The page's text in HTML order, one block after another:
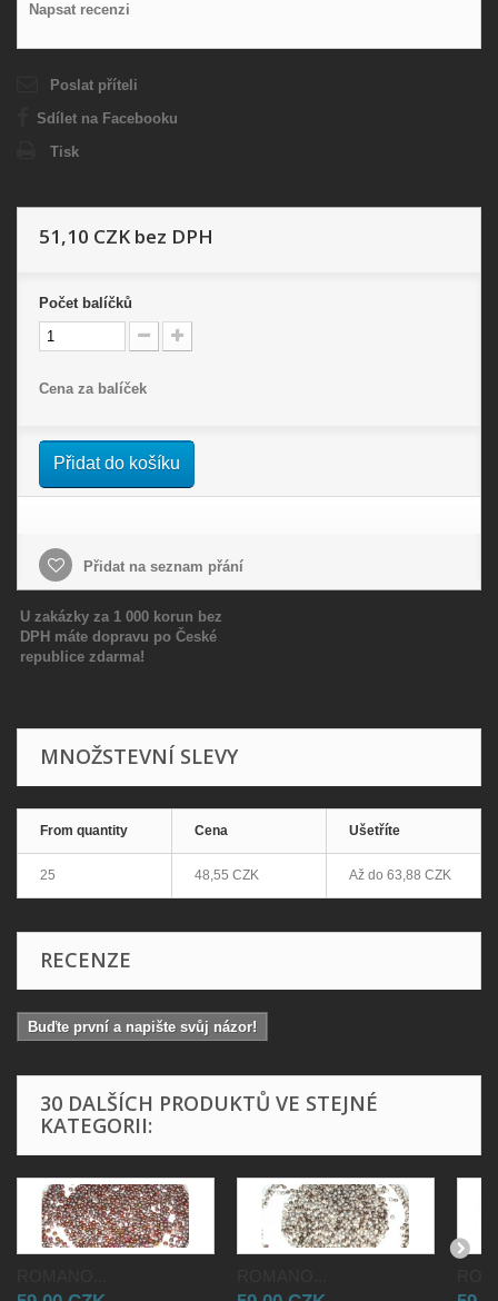
Napsat recenzi
Poslat příteli
Sdílet na Facebooku
Tisk
51,10 CZK bez DPH
Počet balíčků
Cena za balíček
Přidat do košíku
Přidat na seznam přání
U zakázky za 1 000 korun bez
DPH máte dopravu po České
republice zdarma!
MNOŽSTEVNÍ SLEVY
From quantity Cena Ušetříte
25 48,55 CZK Až do 63,88 CZK
RECENZE
Buďte první a napište svůj názor!
30 DALŠÍCH PRODUKTŮ VE STEJNÉ
KATEGORII: